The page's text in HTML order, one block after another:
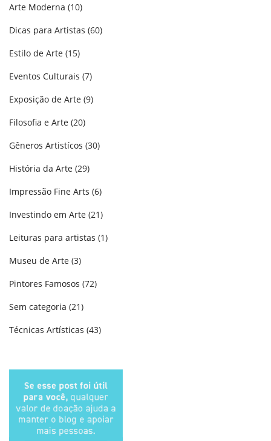
Arte Moderna (10)
Dicas para Artistas (60)
Estilo de Arte (15)
Eventos Culturais (7)
Exposição de Arte (9)
Filosofia e Arte (20)
Gêneros Artistícos (30)
História da Arte (29)
Impressão Fine Arts (6)
Investindo em Arte (21)
Leituras para artistas (1)
Museu de Arte (3)
Pintores Famosos (72)
Sem categoria (21)
Técnicas Artísticas (43)